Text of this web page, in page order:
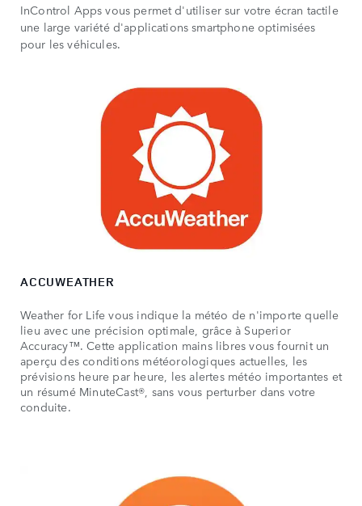
InControl Apps vous permet d'utiliser sur votre écran tactile
une large variété d'applications smartphone optimisées
pour les véhicules.
ACCUWEATHER
Weather for Life vous indique la météo de n'importe quelle
lieu avec une précision optimale, grâce à Superior
Accuracy™. Cette application mains libres vous fournit un
aperçu des conditions météorologiques actuelles, les
prévisions heure par heure, les alertes météo importantes et
un résumé MinuteCast®, sans vous perturber dans votre
conduite.